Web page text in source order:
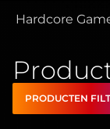
Hardcore
PRODUCTEN